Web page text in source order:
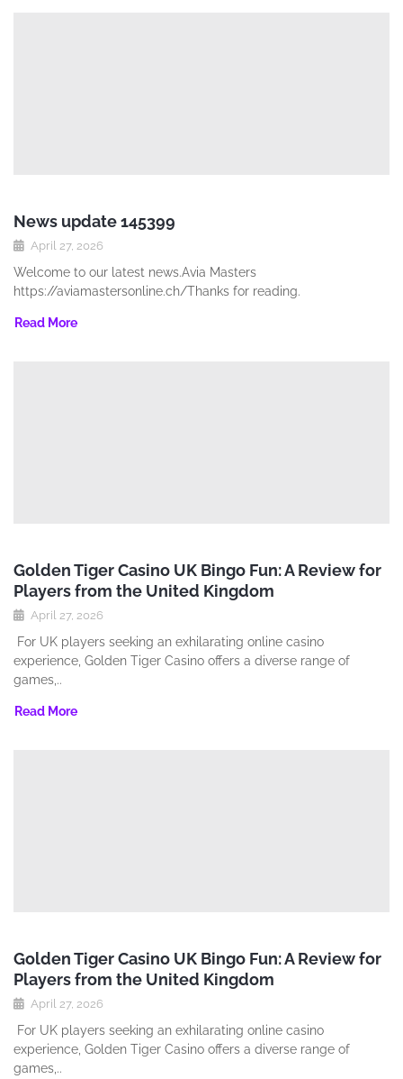
News update 145399
April 27, 2026
Welcome to our latest news.Avia Masters
https://aviamastersonline.ch/Thanks for reading.
Read More
Golden Tiger Casino UK Bingo Fun: A Review for
Players from the United Kingdom
April 27, 2026
For UK players seeking an exhilarating online casino
experience‚ Golden Tiger Casino offers a diverse range of
games‚..
Read More
Golden Tiger Casino UK Bingo Fun: A Review for
Players from the United Kingdom
April 27, 2026
For UK players seeking an exhilarating online casino
experience‚ Golden Tiger Casino offers a diverse range of
games‚..